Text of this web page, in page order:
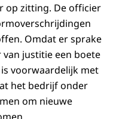
op zitting. De officier
Omdat er sprake
justitie een boete
voorwaardelijk met
het bedrijf onder
om nieuwe